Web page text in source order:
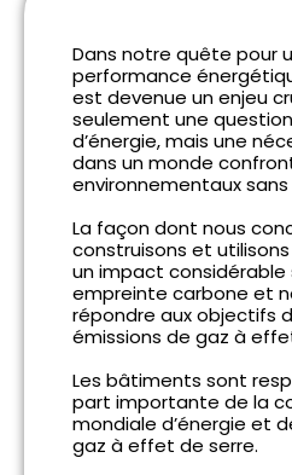
Dans notre quête pour
performance
est devenue un enjeu
seulement une
d’énergie, mais une
dans un monde
environnementaux
La façon dont nous
construisons et
un impact considérable
empreinte carbone et
répondre aux objectifs
émissions de gaz à
Les bâtiments sont
part importante de la
mondiale d’énergie et
gaz à effet de serre.